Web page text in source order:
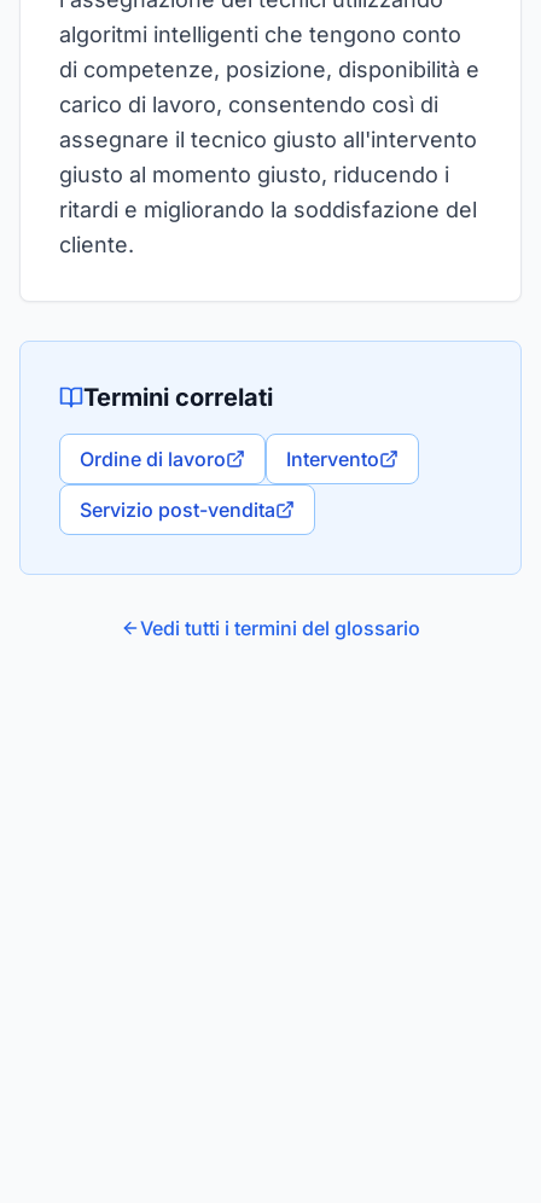
algoritmi intelligenti che tengono conto
di competenze, posizione, disponibilità e
carico di lavoro, consentendo così di
assegnare il tecnico giusto all'intervento
giusto al momento giusto, riducendo i
ritardi e migliorando la soddisfazione del
cliente.
Termini correlati
Ordine di lavoro Intervento
Servizio post-vendita
Vedi tutti i termini del glossario